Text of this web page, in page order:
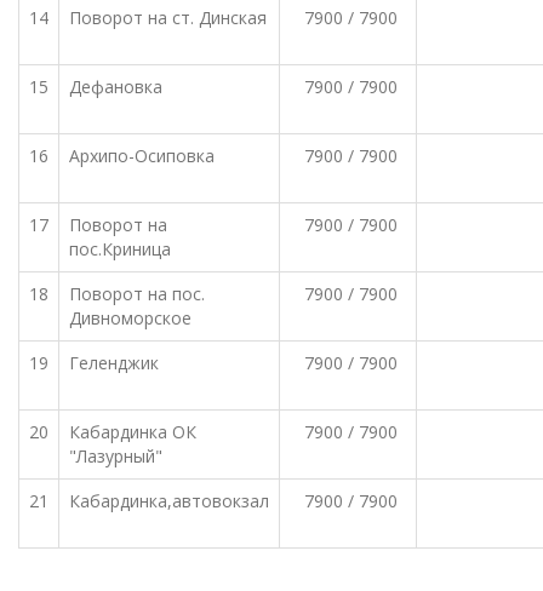
14 Поворот на ст. Динская 7900 / 7900
15 Дефановка 7900 / 7900
16 Архипо-Осиповка 7900 / 7900
17
Поворот на
пос.Криница
7900 / 7900
18
Поворот на пос.
Дивноморское
7900 / 7900
19 Геленджик 7900 / 7900
20
Кабардинка ОК
"Лазурный"
7900 / 7900
21 Кабардинка,автовокзал 7900 / 7900